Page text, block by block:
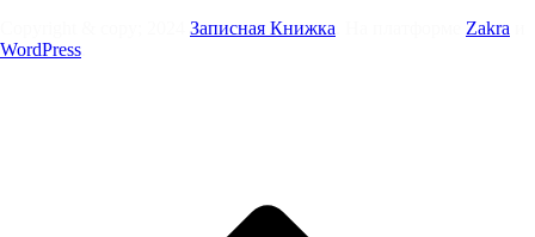
Записная Книжка Zakra
WordPress